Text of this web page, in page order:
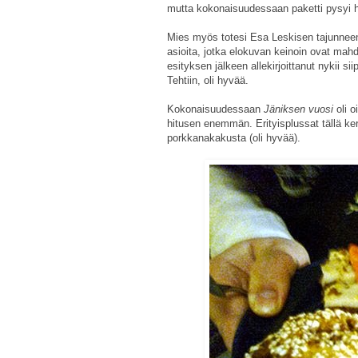
mutta kokonaisuudessaan paketti pysyi
Mies myös totesi Esa Leskisen
asioita, jotka elokuvan keinoin ovat
esityksen jälkeen allekirjoittanut nykii
Tehtiin, oli hyvää.
Kokonaisuudessaan Jäniksen vuosi oli
hitusen enemmän. Erityisplussat tällä
porkkanakakusta (oli hyvää).